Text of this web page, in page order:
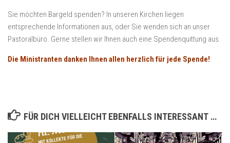
Sie möchten Bargeld spenden? In unseren Kirchen liegen
entsprechende Informationen aus, oder Sie wenden sich an unser
Pastoralbüro. Gerne stellen wir Ihnen auch eine Spendenquittung aus.
Die Ministranten danken Ihnen allen herzlich für jede Spende!
FÜR DICH VIELLEICHT EBENFALLS INTERESSANT …